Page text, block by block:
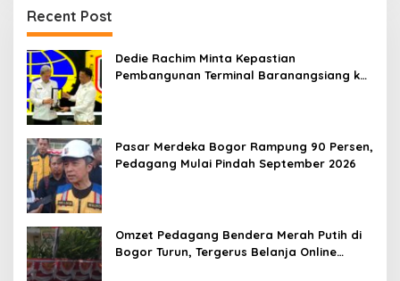
Recent Post
Dedie Rachim Minta Kepastian
Pembangunan Terminal Baranangsiang ke
Pasar Merdeka Bogor Rampung 90 Persen,
Pedagang Mulai Pindah September 2026
Omzet Pedagang Bendera Merah Putih di
Bogor Turun, Tergerus Belanja Online